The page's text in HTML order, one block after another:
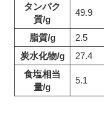
タンパク
質/g
49.9
脂質/g
2.5
炭水化物/g
27.4
食塩相当
量/g
5.1